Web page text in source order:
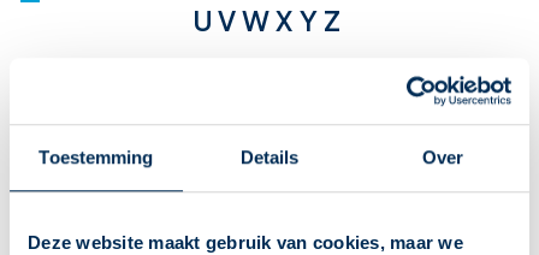
Toestemming Details Over
Deze website maakt gebruik van cookies, maar we
U VWXY Z
A
Akkrum
Almelo